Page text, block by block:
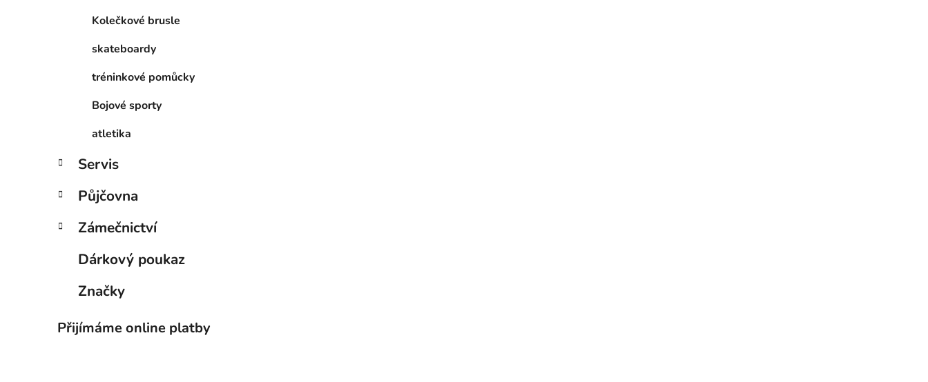
Kolečkové brusle
skateboardy
tréninkové pomůcky
Bojové sporty
atletika
Servis
Půjčovna
Zámečnictví
Dárkový poukaz
Značky
Přijímáme online platby